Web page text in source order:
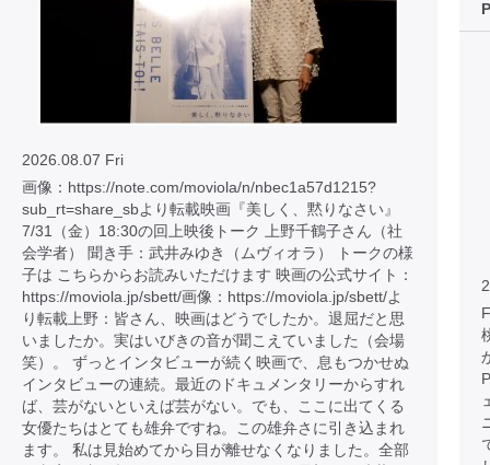
2026.08.07 Fri
画像：https://note.com/moviola/n/nbec1a57d1215?
sub_rt=share_sbより転載映画『美しく、黙りなさい』
7/31（金）18:30の回上映後トーク 上野千鶴子さん（社
会学者） 聞き手：武井みゆき（ムヴィオラ） トークの様
子は こちらからお読みいただけます 映画の公式サイト：
https://moviola.jp/sbett/画像：https://moviola.jp/sbett/よ
り転載上野：皆さん、映画はどうでしたか。退屈だと思
いましたか。実はいびきの音が聞こえていました（会場
笑）。 ずっとインタビューが続く映画で、息もつかせぬ
インタビューの連続。最近のドキュメンタリーからすれ
ば、芸がないといえば芸がない。でも、ここに出てくる
女優たちはとても雄弁ですね。この雄弁さに引き込まれ
ます。 私は見始めてから目が離せなくなりました。全部